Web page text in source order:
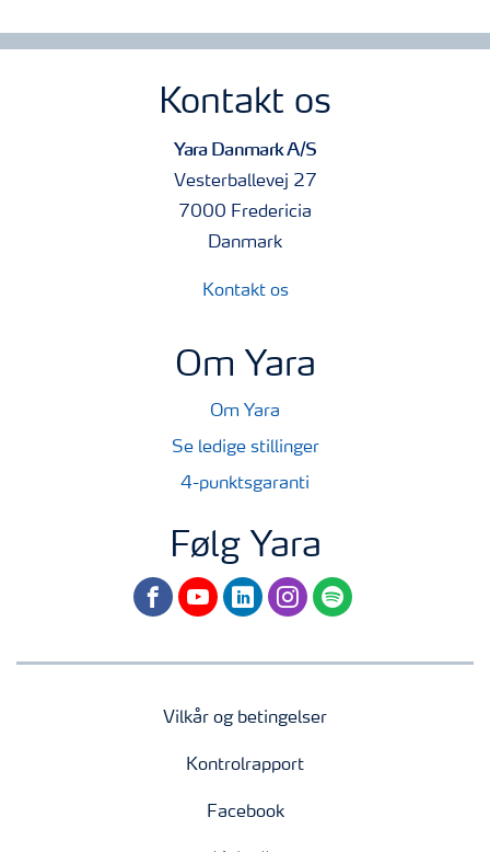
Kontakt os
Yara Danmark A/S
Vesterballevej 27
7000 Fredericia
Danmark
Kontakt os
Om Yara
Om Yara
Se ledige stillinger
4-punktsgaranti
Følg Yara
facebookyoutubelinkedininstagram
spotify
Vilkår og betingelser
Kontrolrapport
Facebook